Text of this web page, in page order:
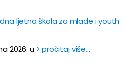
ljetna škola za mlade i youth
2026. u > pročitaj više…